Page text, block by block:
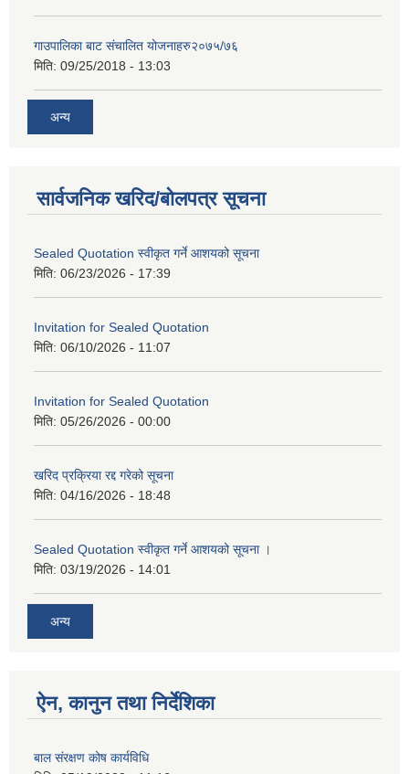
गाउपालिका बाट संचालित योजनाहरु२०७५/७६
मिति: 09/25/2018 - 13:03
अन्य
सार्वजनिक खरिद/बोलपत्र सूचना
Sealed Quotation स्वीकृत गर्ने आशयको सूचना
मिति: 06/23/2026 - 17:39
Invitation for Sealed Quotation
मिति: 06/10/2026 - 11:07
Invitation for Sealed Quotation
मिति: 05/26/2026 - 00:00
खरिद प्रक्रिया रद्द गरेको सूचना
मिति: 04/16/2026 - 18:48
Sealed Quotation स्वीकृत गर्ने आशयको सूचना ।
मिति: 03/19/2026 - 14:01
अन्य
ऐन, कानुन तथा निर्देशिका
बाल संरक्षण कोष कार्यविधि